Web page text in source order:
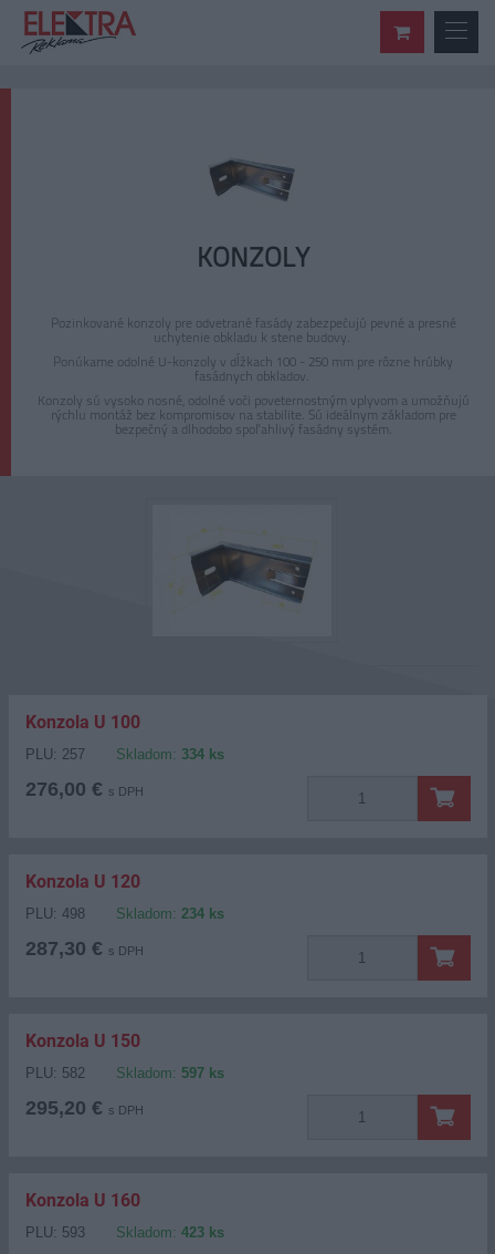
KONZOLY
Pozinkované konzoly pre odvetrané fasády zabezpečujú pevné a presné
uchytenie obkladu k stene budovy.
Ponúkame odolné U-konzoly v dĺžkach 100 - 250 mm pre rôzne hrúbky
fasádnych obkladov.
Konzoly sú vysoko nosné, odolné voči poveternostným vplyvom a umožňujú
rýchlu montáž bez kompromisov na stabilite. Sú ideálnym základom pre
bezpečný a dlhodobo spoľahlivý fasádny systém.
Konzola U 100
PLU: 257 Skladom: 334 ks
276,00 € s DPH
Konzola U 120
PLU: 498 Skladom: 234 ks
287,30 € s DPH
Konzola U 150
PLU: 582 Skladom: 597 ks
295,20 € s DPH
Konzola U 160
PLU: 593 Skladom: 423 ks